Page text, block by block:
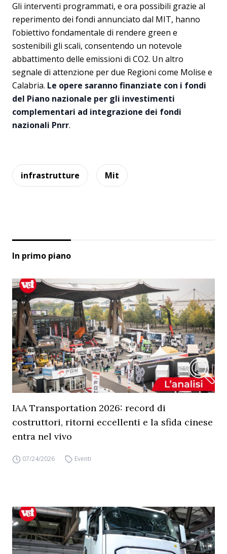
Gli interventi programmati, e ora possibili grazie al
reperimento dei fondi annunciato dal MIT, hanno
l’obiettivo fondamentale di rendere green e
sostenibili gli scali, consentendo un notevole
abbattimento delle emissioni di CO2. Un altro
segnale di attenzione per due Regioni come Molise e
Calabria. Le opere saranno finanziate con i fondi
del Piano nazionale per gli investimenti
complementari ad integrazione dei fondi
nazionali Pnrr.
infrastrutture Mit
In primo piano
IAA Transportation 2026: record di
costruttori, ritorni eccellenti e la sfida cinese
entra nel vivo
07/24/2026 Eventi